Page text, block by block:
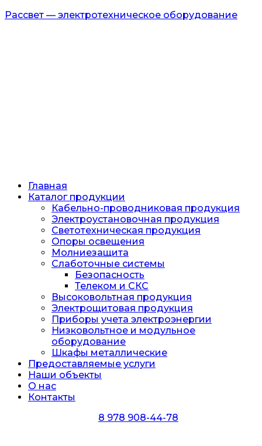
Рассвет — электротехническое оборудование
Главная
Каталог продукции
Кабельно-проводниковая продукция
Электроустановочная продукция
Светотехническая продукция
Опоры освещения
Молниезащита
Слаботочные системы
Безопасность
Телеком и СКС
Высоковольтная продукция
Электрощитовая продукция
Приборы учета электроэнергии
Низковольтное и модульное
оборудование
Шкафы металлические
Предоставляемые услуги
Наши объекты
О нас
Контакты
8 978 908-44-78